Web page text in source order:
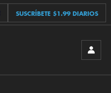
SUSCRÍBETE $1.99 DIARIOS